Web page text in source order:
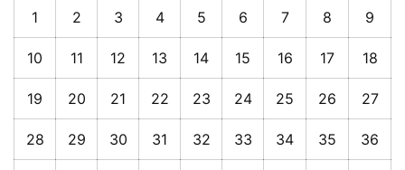
1 2 3 4 5 6 7 8 9
10 11 12 13 14 15 16 17 18
19 20 21 22 23 24 25 26 27
28 29 30 31 32 33 34 35 36